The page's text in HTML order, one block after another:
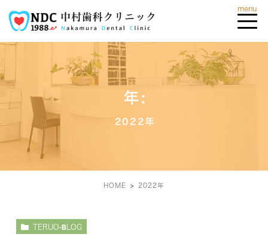
年:
2022年
HOME 2022年
TERUO-BLOG